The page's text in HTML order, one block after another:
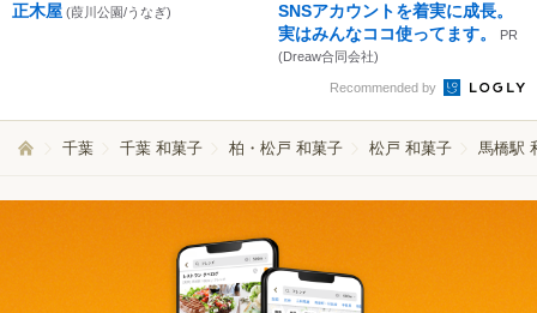
正木屋 (葭川公園/うなぎ)
SNSアカウントを着実に成長。
実はみんなココ使ってます。
PR
(Dreaw合同会社)
Recommended by
千葉 千葉 和菓子 柏・松戸 和菓子 松戸 和菓子 馬橋駅